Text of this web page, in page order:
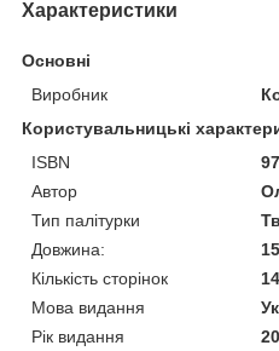
Характеристики
Основні
Виробник
Користувальницькі
ISBN
Автор
Тип палітурки
Довжина:
Кількість сторінок
Мова видання
Рік видання